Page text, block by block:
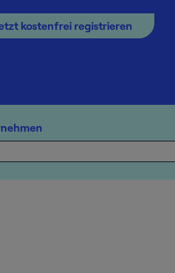
kostenfrei registrieren